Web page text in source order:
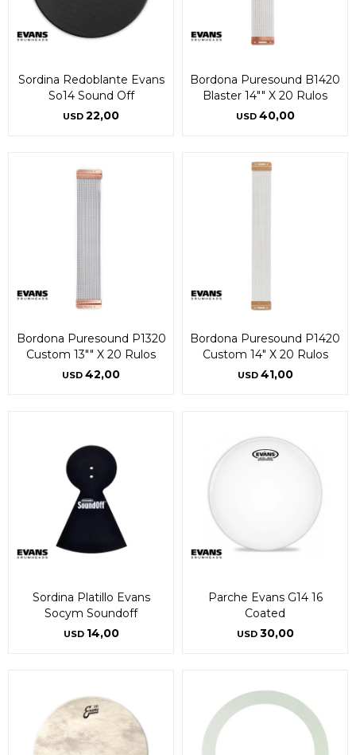
Sordina Redoblante Evans
So14 Sound Off
USD 22,00
Bordona Puresound B1420
Blaster 14"" X 20 Rulos
USD 40,00
Bordona Puresound P1320
Custom 13"" X 20 Rulos
USD 42,00
Bordona Puresound P1420
Custom 14" X 20 Rulos
USD 41,00
Sordina Platillo Evans
Socym Soundoff
USD 14,00
Parche Evans G14 16
Coated
USD 30,00